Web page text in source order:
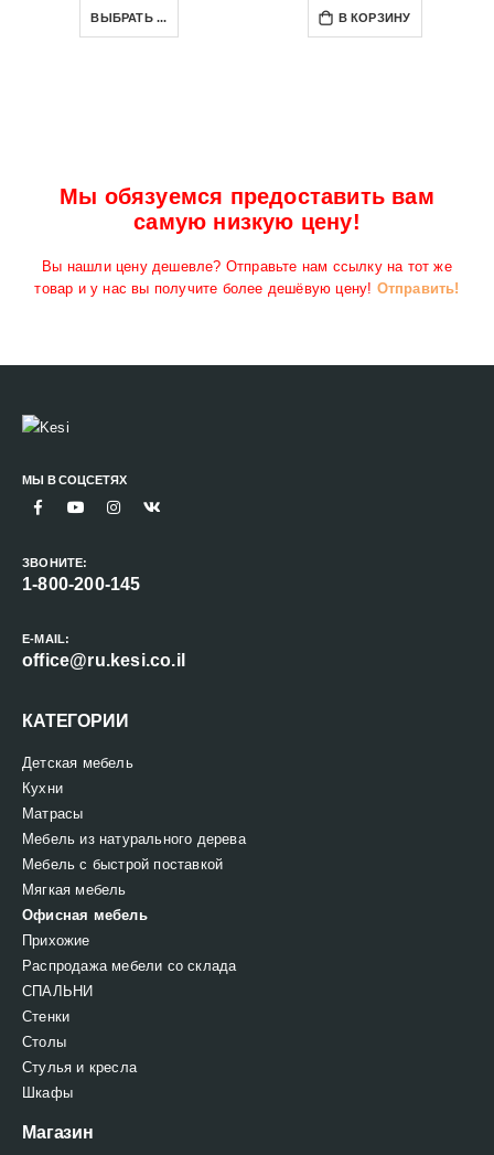
ВЫБРАТЬ ... В КОРЗИНУ
Мы обязуемся предоставить вам
самую низкую цену!
Вы нашли цену дешевле? Отправьте нам ссылку на тот же
товар и у нас вы получите более дешёвую цену! Отправить!
МЫ В СОЦСЕТЯХ
ЗВОНИТЕ:
1-800-200-145
E-MAIL:
office@ru.kesi.co.il
КАТЕГОРИИ
Детская мебель
Кухни
Матрасы
Мебель из натурального дерева
Мебель с быстрой поставкой
Мягкая мебель
Офисная мебель
Прихожие
Распродажа мебели со склада
СПАЛЬНИ
Стенки
Столы
Стулья и кресла
Шкафы
Магазин